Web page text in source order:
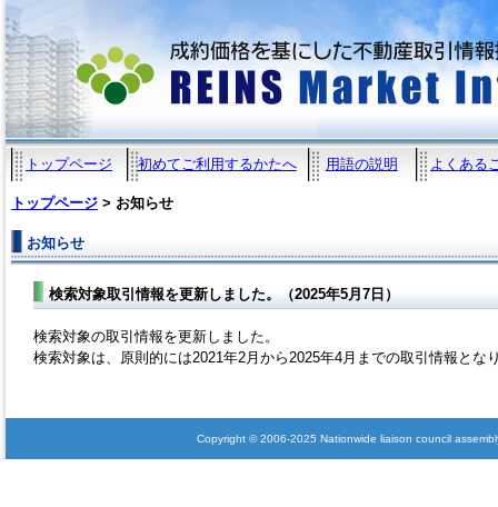
トップページ 初めてご利用するかたへ 用語の説明 よくある
トップページ > お知らせ
お知らせ
検索対象取引情報を更新しました。（2025年5月7日）
検索対象の取引情報を更新しました。
検索対象は、原則的には2021年2月から2025年4月までの取引情報とな
Copyright © 2006-2025 Nationwide liaison council